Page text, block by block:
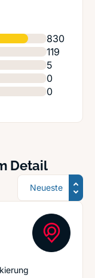
830
119
5
0
0
Detail
Sortierung